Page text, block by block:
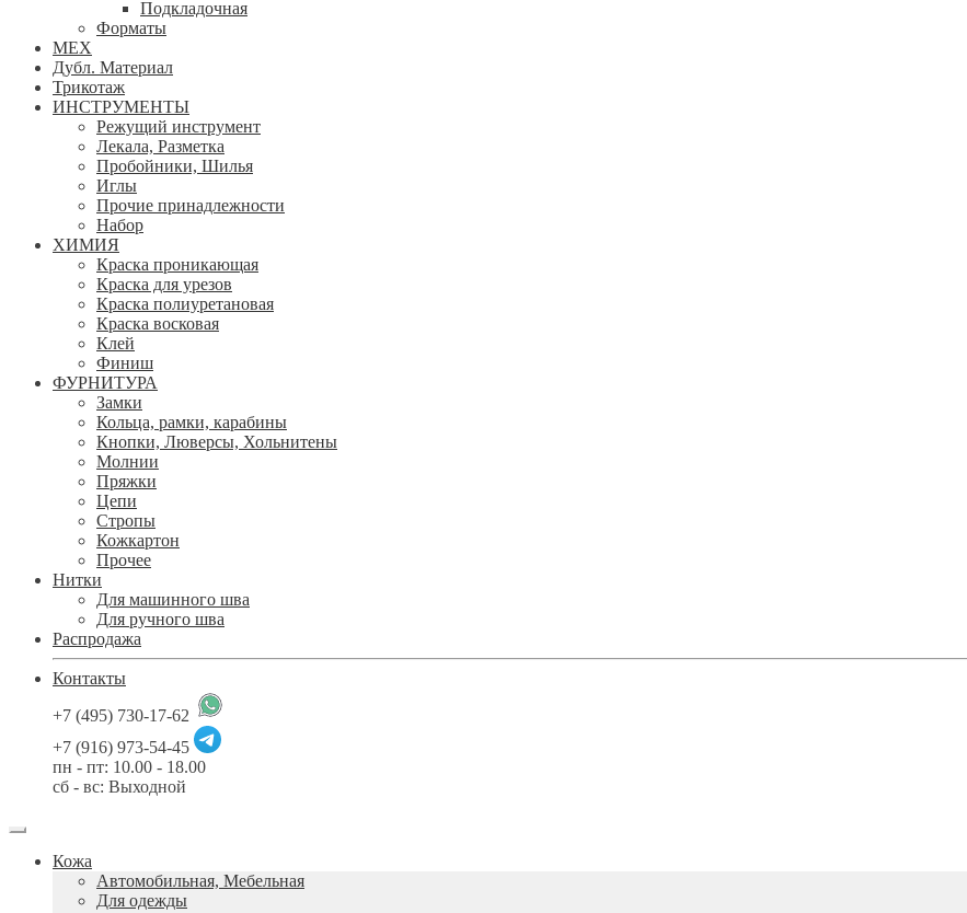
Подкладочная
Форматы
МЕХ
Дубл. Материал
Трикотаж
ИНСТРУМЕНТЫ
Режущий инструмент
Лекала, Разметка
Пробойники, Шилья
Иглы
Прочие принадлежности
Набор
ХИМИЯ
Краска проникающая
Краска для урезов
Краска полиуретановая
Краска восковая
Клей
Финиш
ФУРНИТУРА
Замки
Кольца, рамки, карабины
Кнопки, Люверсы, Хольнитены
Молнии
Пряжки
Цепи
Стропы
Кожкартон
Прочее
Нитки
Для машинного шва
Для ручного шва
Распродажа
Контакты
+7 (495) 730-17-62
+7 (916) 973-54-45
пн - пт: 10.00 - 18.00
сб - вс: Выходной
Кожа
Автомобильная, Мебельная
Для одежды